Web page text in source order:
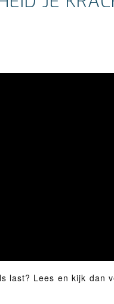
last? Lees en kijk dan